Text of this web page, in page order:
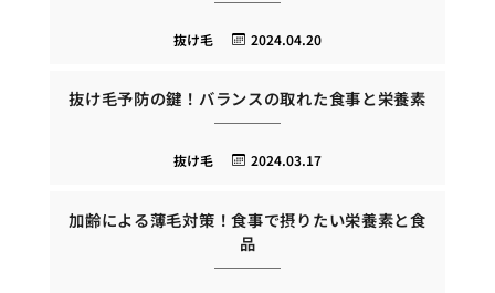
2024.04.20
抜け毛
抜け毛予防の鍵！バランスの取れた食事と栄養素
2024.03.17
抜け毛
加齢による薄毛対策！食事で摂りたい栄養素と食
品